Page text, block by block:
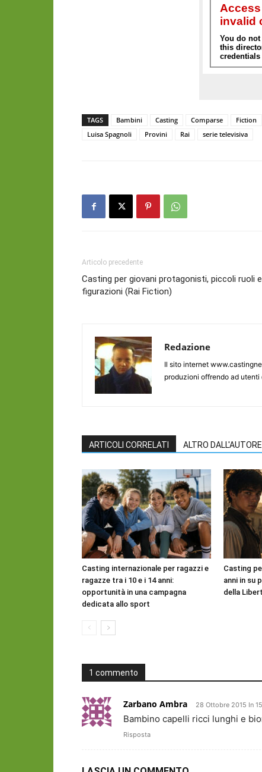
TAGS Bambini Casting Comparse Fiction
Luisa Spagnoli
Provini Rai serie televisiva
Articolo precedente
Casting per giovani protagonisti, piccoli ruoli e
figurazioni (Rai Fiction)
Redazione
Il sito internet
produzioni offrendo ad
ARTICOLI CORRELATI ALTRO DALL'AUTORE
Casting internazionale per ragazzi e
ragazze tra i 10 e i 14 anni:
opportunità in una campagna
dedicata allo sport
Casting
anni in su
della
1 commento
Zarbano Ambra 28 Ottobre 2015 In
Bambino capelli ricci lunghi e
Risposta